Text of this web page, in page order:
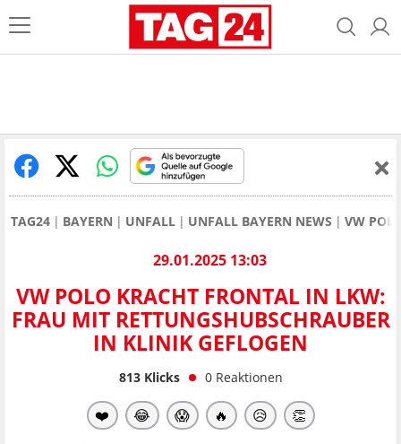
TAG24 BAYERN UNFALL UNFALL BAYERN NEWS VW
29.01.2025 13:03
VW POLO KRACHT FRONTAL IN LKW:
FRAU MIT RETTUNGSHUBSCHRAUBER
IN KLINIK GEFLOGEN
813Klicks 0 Reaktionen
❤️ 😂 😱 🔥 😥 👏